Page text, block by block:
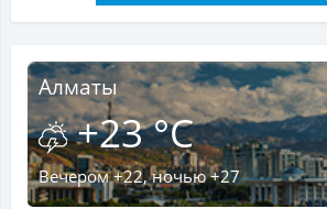
Алматы
+23 °C
Вечером +22, ночью +27